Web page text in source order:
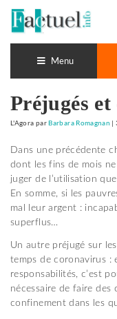
contenu
Menu
Préjugés
L'Agora parBarbara Romagnan |
Dans une précédente
dont les fins de mois
juger de l’utilisation
En somme, si les
mal leur argent :
superflus…
Un autre préjugé sur
temps de coronavirus :
responsabilités, c’est
nécessaire de faire des
confinement dans les